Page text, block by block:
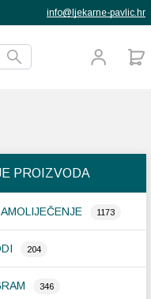
info@ljekarne-pavlic.hr
PROIZVODA
1173
204
346